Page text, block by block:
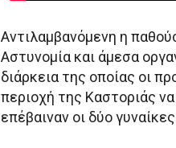
Αντιλαμβανόμενη η
Αστυνομία και άμεσα
διάρκεια της οποίας οι
περιοχή της Καστοριάς
επέβαιναν οι δύο